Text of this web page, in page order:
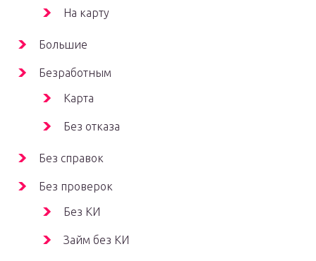
На карту
Большие
Безработным
Карта
Без отказа
Без справок
Без проверок
Без КИ
Займ без КИ